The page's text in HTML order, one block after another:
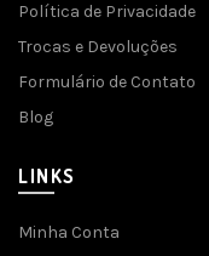
Política de Privacidade
Trocas e Devoluções
Formulário de Contato
Blog
LINKS
Minha Conta